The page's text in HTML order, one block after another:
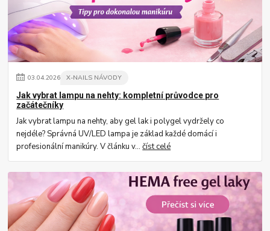
03.04.2026 X-NAILS NÁVODY
Jak vybrat lampu na nehty: kompletní průvodce pro
začátečníky
Jak vybrat lampu na nehty, aby gel lak i polygel vydržely co
nejdéle? Správná UV/LED lampa je základ každé domácí i
profesionální manikúry. V článku v...číst celé